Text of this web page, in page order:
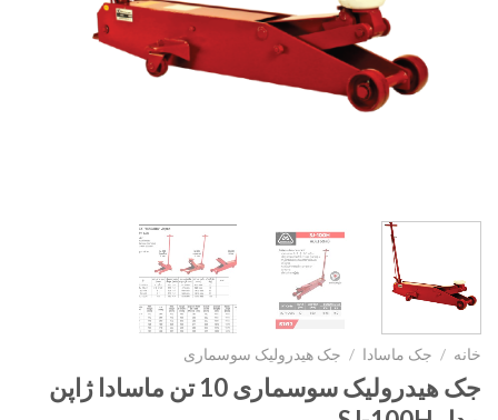
خانه / جک ماسادا / جک هیدرولیک سوسماری
جک هیدرولیک سوسماری 10 تن ماسادا ژاپن